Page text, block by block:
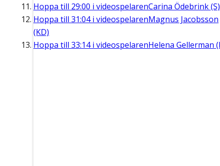
Hoppa till 29:00 i videospelarenCarina Ödebrink (S)
Hoppa till 31:04i videospelarenMagnus Jacobsson
(KD)
Hoppa till 33:14i videospelarenHelena Gellerman